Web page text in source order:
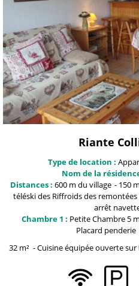
Riante
Type de location :
Nom de la
Distances : 600 m du village 150 m
téléski des Riffroidsdes
arrêt
Chambre 1 : Petite Chambre 5
Placard penderie
32 m² Cuisine équipée ouverte sur